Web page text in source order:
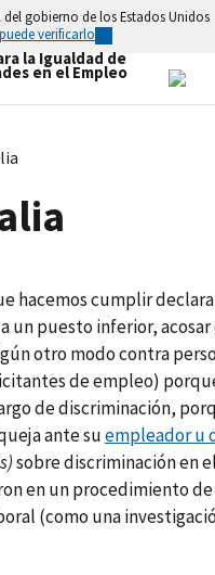
gobierno de los Estados Unidos
verificarlo
la Igualdad de
en el Empleo
hacemos cumplir
un puesto inferior,
otro modo contra
de empleo)
de discriminación,
ante suempleador u
sobre discriminación en
en un procedimiento de
(como una